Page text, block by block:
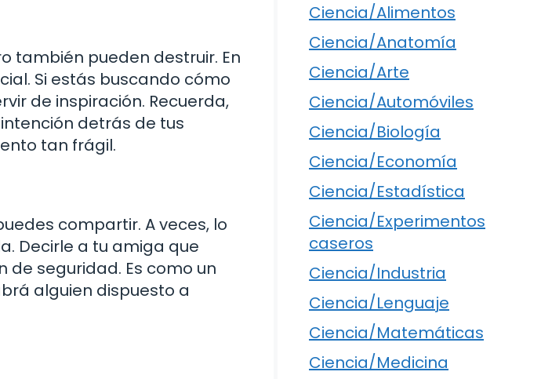
también pueden destruir. En
Si estás buscando cómo
de inspiración. Recuerda,
detrás de tus
tan frágil.
compartir. A veces, lo
Decirle a tu amiga que
de seguridad. Es como un
alguien dispuesto a
Ciencia/Alimentos
Ciencia/Anatomía
Ciencia/Arte
Ciencia/Automóviles
Ciencia/Biología
Ciencia/Economía
Ciencia/Estadística
Ciencia/Experimentos
caseros
Ciencia/Industria
Ciencia/Lenguaje
Ciencia/Matemáticas
Ciencia/Medicina